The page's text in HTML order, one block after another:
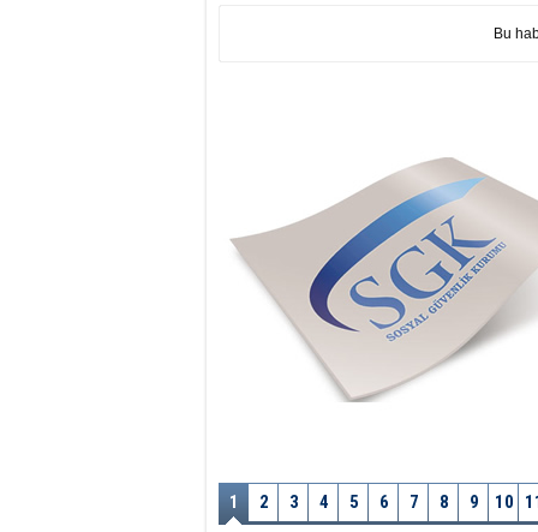
Bu
1 2 3 4 5 6 7 8 9 10